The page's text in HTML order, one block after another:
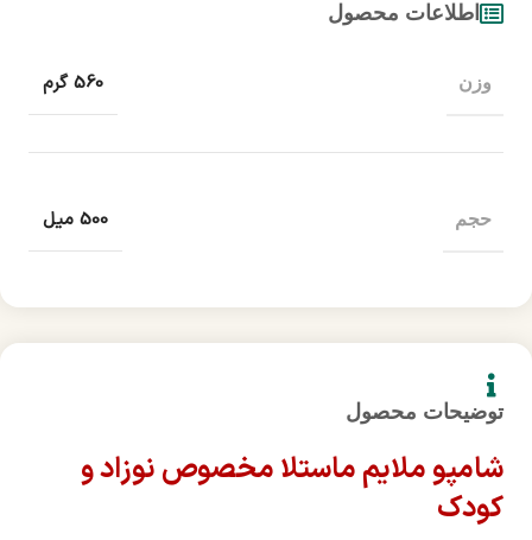
توضیحات محصول
شامپو ملایم ماستلا مخصوص نوزاد و
کودک
اطلاعات محصول
وزن 560 گرم
حجم 500 میل